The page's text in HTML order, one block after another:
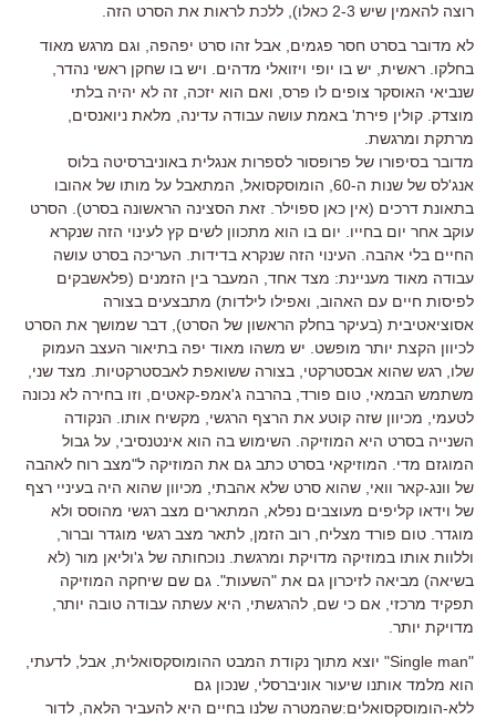
רוצה להאמין שיש 2-3 כאלו), ללכת לראות את הסרט הזה.
לא מדובר בסרט חסר פגמים, אבל זהו סרט יפהפה, וגם מרגש מאוד
בחלקו. ראשית, יש בו יופי ויזואלי מדהים. ויש בו שחקן ראשי נהדר,
שנביאי האוסקר צופים לו פרס, ואם הוא יזכה, זה לא יהיה בלתי
מוצדק. קולין פירת' באמת עושה עבודה עדינה, מלאת ניואנסים,
מרתקת ומרגשת.
מדובר בסיפורו של פרופסור לספרות אנגלית באוניברסיטה בלוס
אנג'לס של שנות ה-60, הומוסקסואל, המתאבל על מותו של אהובו
בתאונת דרכים (אין כאן ספוילר. זאת הסצינה הראשונה בסרט). הסרט
עוקב אחר יום בחייו. יום בו הוא מתכוון לשים קץ לעינוי הזה שנקרא
החיים בלי אהבה. העינוי הזה שנקרא בדידות. העריכה בסרט עושה
עבודה מאוד מעניינת: מצד אחד, המעבר בין הזמנים (פלאשבקים
לפיסות חיים עם האהוב, ואפילו לילדות) מתבצעים בצורה
אסוציאטיבית (בעיקר בחלק הראשון של הסרט), דבר שמושך את הסרט
לכיוון הקצת יותר מופשט. יש משהו מאוד יפה בתיאור העצב העמוק
שלו, רגש שהוא אבסטרקטי, בצורה ששואפת לאבסטרקטיות. מצד שני,
משתמש הבמאי, טום פורד, בהרבה ג'אמפ-קאטים, וזו בחירה לא נכונה
לטעמי, מכיוון שזה קוטע את הרצף הרגשי, מקשיח אותו. הנקודה
השנייה בסרט היא המוזיקה. השימוש בה הוא אינטנסיבי, על גבול
המוגזם מדי. המוזיקאי בסרט כתב גם את המוזיקה ל"מצב רוח לאהבה
של וונג-קאר וואי, שהוא סרט שלא אהבתי, מכיוון שהוא היה בעיניי רצף
של וידאו קליפים מעוצבים נפלא, המתארים מצב רגשי מהוסס ולא
מוגדר. טום פורד מצליח, רוב הזמן, לתאר מצב רגשי מוגדר וברור,
וללוות אותו במוזיקה מדויקת ומרגשת. נוכחותה של ג'וליאן מור (לא
בשיאה) מביאה לזיכרון גם את "השעות". גם שם שיחקה המוזיקה
תפקיד מרכזי, אם כי שם, להרגשתי, היא עשתה עבודה טובה יותר,
מדויקת יותר.
"Single man" יוצא מתוך נקודת המבט ההומוסקסואלית, אבל, לדעתי,
הוא מלמד אותנו שיעור אוניברסלי, שנכון גם
ללא-הומוסקסואלים:שהמטרה שלנו בחיים היא להעביר הלאה, לדור